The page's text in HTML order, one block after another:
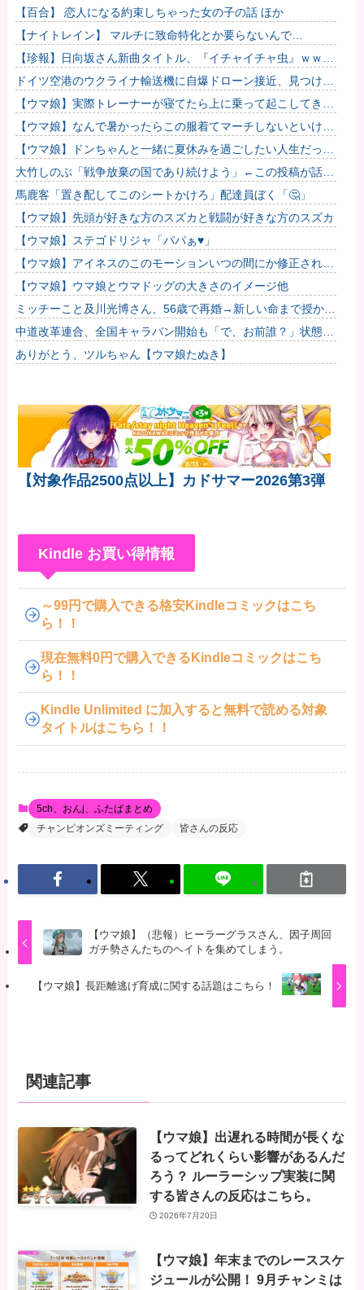
したのが怪しいよな。
【百合】 恋人になる約束しちゃった女の子の話 ほか
【ナイトレイン】 マルチに致命特化とか要らないんで…
【珍報】日向坂さん新曲タイトル、『イチャイチャ虫』ｗｗｗ
★2
ドイツ空港のウクライナ輸送機に自爆ドローン接近、見つけた
空港職員が蹴り落とす…高性能プラスチック爆弾搭載！
【ウマ娘】実際トレーナーが寝てたら上に乗って起こしてきそ
うなウマ娘
【ウマ娘】なんで暑かったらこの服着てマーチしないといけな
いんだよぉ…
【ウマ娘】ドンちゃんと一緒に夏休みを過ごしたい人生だっ
た…
大竹しのぶ「戦争放棄の国であり続けよう」←この投稿が話題
に
馬鹿客「置き配してこのシートかけろ」配達員ぼく「🤔」
【ウマ娘】先頭が好きな方のスズカと戦闘が好きな方のスズカ
【ウマ娘】ステゴドリジャ「パパぁ♥」
【ウマ娘】アイネスのこのモーションいつの間にか修正されて
たのか他
【ウマ娘】ウマ娘とウマドッグの大きさのイメージ他
ミッチーこと及川光博さん、56歳で再婚→新しい命まで授かる
ｗｗｗｗｗ
中道改革連合、全国キャラバン開始も「で、お前誰？」状態ｗ
ｗｗｗｗ
ありがとう、ツルちゃん【ウマ娘たぬき】
【対象作品2500点以上】カドサマー2026第3弾
Kindle お買い得情報
～99円で購入できる格安Kindleコミックはこち
ら！！
現在無料0円で購入できるKindleコミックはこち
ら！！
Kindle Unlimited に加入すると無料で読める対象
タイトルはこちら！！
5ch、おんj、ふたばまとめ
チャンピオンズミーティング
皆さんの反応
【ウマ娘】（悲報）ヒーラーグラスさん、因子周回
ガチ勢さんたちのヘイトを集めてしまう。
【ウマ娘】長距離逃げ育成に関する話題はこちら！
関連記事
【ウマ娘】出遅れる時間が長くな
るってどれくらい影響があるんだ
ろう？ ルーラーシップ実装に関
する皆さんの反応はこちら。
2026年7月20日
【ウマ娘】年末までのレーススケ
ジュールが公開！ 9月チャンミは